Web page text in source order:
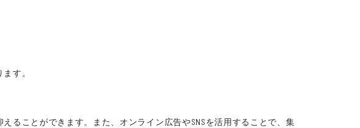
す。
ることができます。また、オンライン広告やSNSを活用することで、集